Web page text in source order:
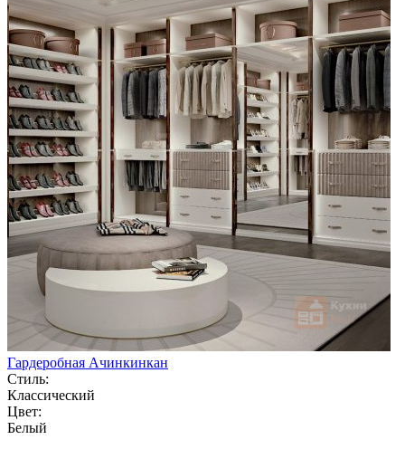
Гардеробная Ачинкинкан
Стиль:
Классический
Цвет:
Белый